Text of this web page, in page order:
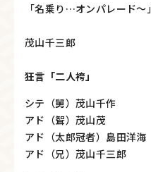
「名乗り…オンパレード～」
茂山千三郎
狂言「二人袴」
シテ（舅）茂山千作
アド（聟）茂山茂
アド（太郎冠者）島田洋海
アド（兄）茂山千三郎